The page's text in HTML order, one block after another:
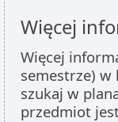
Więcej
Więcej
semestrze)
szukaj w
przedmiot